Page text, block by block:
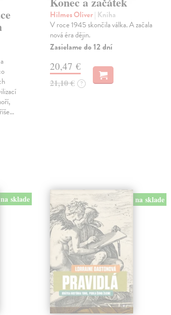
Hilmes Oliver| Kniha
V roce 1945 skončila válka. A začala
nová éra dějin.
Zasielame do 12 dní
20,47 €
21,10 € ?
na sklade na sklade